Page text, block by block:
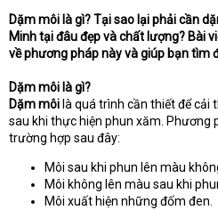
t
e
r
Dặm môi là gì? Tại sao lại phải cần
Minh tại đâu đẹp và chất lượng? Bài
về phương pháp này và giúp bạn tìm
Dặm môi là gì?
Dặm môi là quá trình cần thiết để cải
sau khi thực hiện phun xăm. Phương
trường hợp sau đây:
Môi sau khi phun lên màu
Môi không lên màu sau khi
Môi xuất hiện những đốm đen.